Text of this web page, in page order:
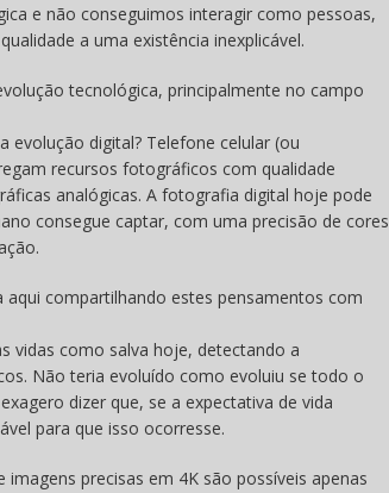
e não conseguimos interagir como pessoas,
a uma existência inexplicável.
tecnológica, principalmente no campo
digital? Telefone celular (ou
recursos fotográficos com qualidade
analógicas. A fotografia digital hoje pode
consegue captar, com uma precisão de cores
compartilhando estes pensamentos com
vidas como salva hoje, detectando a
Não teria evoluído como evoluiu se todo o
dizer que, se a expectativa de vida
para que isso ocorresse.
precisas em 4K são possíveis apenas